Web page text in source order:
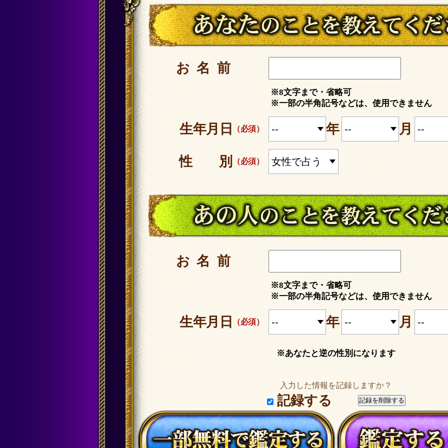
お名前
※8文字まで・省略可
※一部の半角記号などは、使用できません
生年月日 （必須） 年 月
性別
（必須）
お名前
※8文字まで・省略可
※一部の半角記号などは、使用できません
生年月日 （必須） 年 月
※あなたと逆の性別になります
入力した情報を記録しますか？
記録する